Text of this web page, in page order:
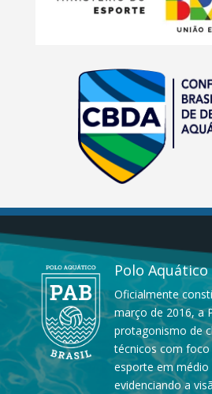
Polo
Oficialmente
março de 2016, a
protagonismo de
técnicos com
esporte em
evidenciando a